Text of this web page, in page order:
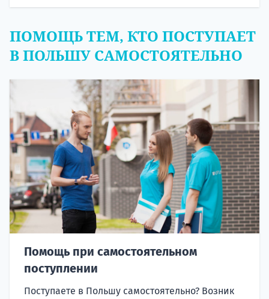
ПОМОЩЬ ТЕМ, КТО ПОСТУПАЕТ
В ПОЛЬШУ САМОСТОЯТЕЛЬНО
Помощь при самостоятельном
поступлении
Поступаете в Польшу самостоятельно? Возник